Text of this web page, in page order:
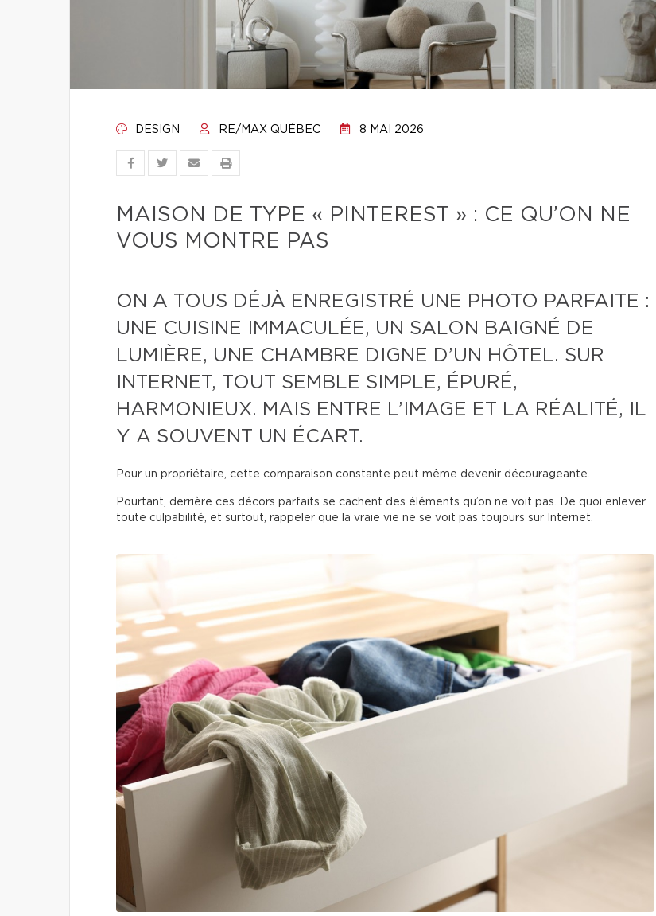
DESIGN RE/MAX QUÉBEC 8 MAI 2026
MAISON DE TYPE « PINTEREST » : CE QU’ON NE
VOUS MONTRE PAS
ON A TOUS DÉJÀ ENREGISTRÉ UNE PHOTO PARFAITE :
UNE CUISINE IMMACULÉE, UN SALON BAIGNÉ DE
LUMIÈRE, UNE CHAMBRE DIGNE D’UN HÔTEL. SUR
INTERNET, TOUT SEMBLE SIMPLE, ÉPURÉ,
HARMONIEUX. MAIS ENTRE L’IMAGE ET LA RÉALITÉ, IL
Y A SOUVENT UN ÉCART.
Pour un propriétaire, cette comparaison constante peut même devenir décourageante.
Pourtant, derrière ces décors parfaits se cachent des éléments qu’on ne voit pas. De quoi enlever
toute culpabilité, et surtout, rappeler que la vraie vie ne se voit pas toujours sur Internet.